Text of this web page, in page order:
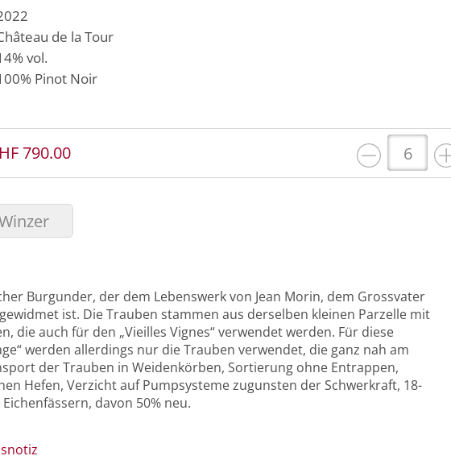
de la Tour
vol.
Pinot Noir
790.00
Burgunder, der dem Lebenswerk von Jean Morin, dem Grossvater
ist. Die Trauben stammen aus derselben kleinen Parzelle mit
die auch für den „Vieilles Vignes“ verwendet werden. Für diese
werden allerdings nur die Trauben verwendet, die ganz nah am
der Trauben in Weidenkörben, Sortierung ohne Entrappen,
Hefen, Verzicht auf Pumpsysteme zugunsten der Schwerkraft, 18-
davon 50% neu.